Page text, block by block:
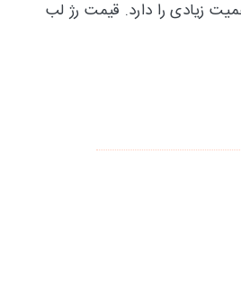
زیادی را دارد. قیمت رژ لب